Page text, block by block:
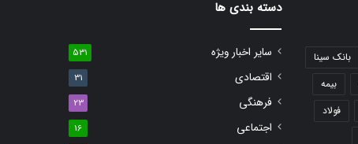
بانک سینا
بیمه
فولاد
دسته بندی ها
سایر اخبار ویژه 531
اقتصادی 31
فرهنگی 23
اجتماعی 16